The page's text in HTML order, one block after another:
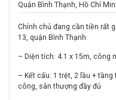
Quận Bình Thạnh, Hồ Chí
Chính chủ đang cần tiền rất
13, quận Bình Thạnh
– Diện tích: 4.1 x 15m, công
– Kết cấu: 1 trệt, 2 lầu +
công, sân thượng đầy đủ